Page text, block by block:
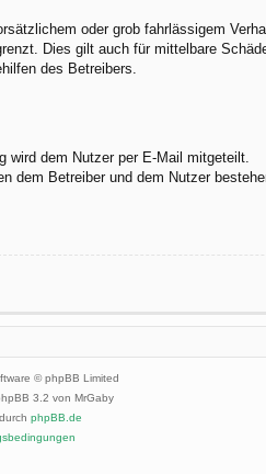
oder grob fahrlässigem
Dies gilt auch für mittelbare
des Betreibers.
wird dem Nutzer per E-Mail mitgeteilt.
Betreiber und dem Nutzer
© phpBB Limited
3.2 von MrGaby
phpBB.de